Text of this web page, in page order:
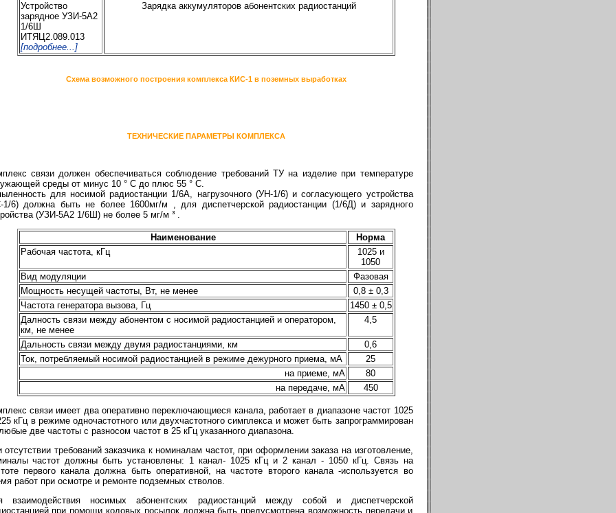
Устройство
зарядное УЗИ-5А2
1/6Ш
ИТЯЦ2.089.013
[подробнее...]
Зарядка аккумуляторов абонентских радиостанций
Схема возможного построения комплекса КИС-1 в поземных выработках
ТЕХНИЧЕСКИЕ ПАРАМЕТРЫ КОМПЛЕКСА
связи должен обеспечиваться соблюдение требований ТУ на изделие при температуре
среды от минус 10 ° С до плюс 55 ° С.
для носимой радиостанции 1/6А, нагрузочного (УН-1/6) и согласующего устройства
1/6) должна быть не более 1600мг/м , для диспетчерской радиостанции (1/6Д) и зарядного
(УЗИ-5А2 1/6Ш) не более 5 мг/м ³ .
Наименование
Норма
Рабочая частота, кГц
1025 и
1050
Вид модуляции
Фазовая
Мощность несущей частоты, Вт, не менее
0,8 ± 0,3
Частота генератора вызова, Гц
1450 ± 0,5
Далность связи между абонентом с носимой радиостанцией и оператором,
км, не менее
4,5
Дальность связи между двумя радиостанциями, км
0,6
Ток, потребляемый носимой радиостанцией в режиме дежурного приема, мА
25
на приеме, мА
80
на передаче, мА
450
связи имеет два оперативно переключающиеся канала, работает в диапазоне частот 1025
кГц в режиме одночастотного или двухчастотного симплекса и может быть запрограммирован
две частоты с разносом частот в 25 кГц указанного диапазона.
отсутствии требований заказчика к номиналам частот, при оформлении заказа на изготовление,
частот должны быть установлены: 1 канал- 1025 кГц и 2 канал - 1050 кГц. Связь на
первого канала должна быть оперативной, на частоте второго канала -используется во
работ при осмотре и ремонте подземных стволов.
взаимодействия носимых абонентских радиостанций между собой и диспетчерской
при помощи кодовых посылок должна быть предусмотрена возможность передачи и